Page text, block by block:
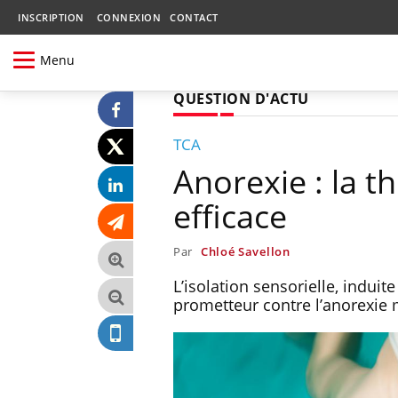
INSCRIPTION CONNEXION CONTACT
Menu
QUESTION D'ACTU
TCA
Anorexie : la
efficace
Par Chloé Savellon
L’isolation sensorielle,
prometteur contre l’anorexie